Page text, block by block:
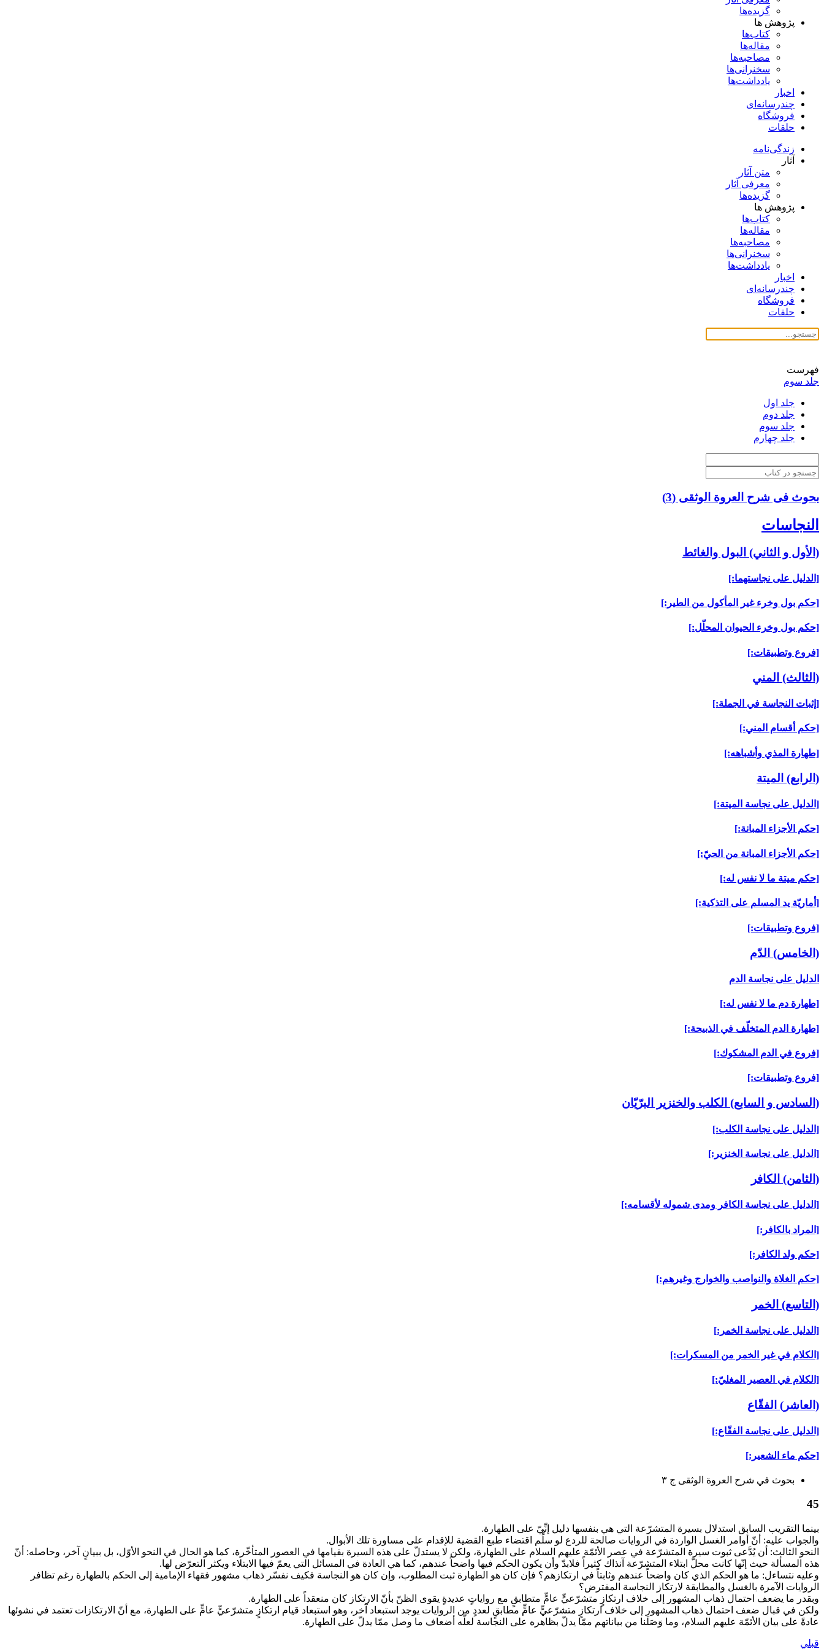
گزیده‌ها
پژوهش ها
کتاب‌ها
مقاله‌ها
مصاحبه‌ها
سخنرانی‌ها
یادداشت‌ها
اخبار
چندرسانه‌ای
فروشگاه
حلقات
زندگی‌نامه
آثار
متن آثار
معرفی آثار
گزیده‌ها
پژوهش ها
کتاب‌ها
مقاله‌ها
مصاحبه‌ها
سخنرانی‌ها
یادداشت‌ها
اخبار
چندرسانه‌ای
فروشگاه
حلقات
فهرست
جلد سوم
جلد اول
جلد دوم
جلد سوم
جلد چهارم
بحوث فی شرح العروة الوثقی (3)
النجاسات‏
(الأول و الثاني) البول والغائط
[الدليل على نجاستهما:]
[حكم بول وخرء غير المأكول من الطير:]
[حكم بول وخرء الحيوان المحلّل:]
[فروع وتطبيقات:]
(الثالث) المني‏
[إثبات النجاسة في الجملة:]
[حكم أقسام المني:]
[طهارة المذي وأشباهه:]
(الرابع) الميتة
[الدليل على نجاسة الميتة:]
[حكم الأجزاء المبانة:]
[حكم الأجزاء المبانة من الحيّ:]
[حكم ميتة ما لا نفس له:]
[أماريّة يد المسلم على التذكية:]
[فروع وتطبيقات:]
(الخامس) الدّم‏
الدليل على نجاسة الدم
[طهارة دم ما لا نفس له:]
[طهارة الدم المتخلّف في الذبيحة:]
[فروع في الدم المشكوك:]
[فروع وتطبيقات:]
(السادس و السابع) الكلب والخنزير البرّيّان‏
[الدليل على نجاسة الكلب:]
[الدليل على نجاسة الخنزير:]
(الثامن) الكافر
[الدليل على نجاسة الكافر ومدى شموله لأقسامه:]
[المراد بالكافر:]
[حكم ولد الكافر:]
[حكم الغلاة والنواصب والخوارج وغيرهم:]
(التاسع) الخمر
[الدليل على نجاسة الخمر:]
[الكلام في غير الخمر من المسكرات:]
[الكلام في العصير المغليّ:]
(العاشر) الفقّاع‏
[الدليل على نجاسة الفقّاع:]
[حكم ماء الشعير:]
بحوث في شرح العروة الوثقى ج ۳
45
بينما التقريب السابق استدلال بسيرة المتشرّعة التي هي بنفسها دليل إنِّيّ على الطهارة.
والجواب عليه: أنّ أوامر الغسل الواردة في الروايات صالحة للردع لو سلِّم اقتضاء طبع القضية للإقدام على مساورة تلك الأبوال.
النحو الثالث: أن يُدَّعى ثبوت سيرة المتشرّعة في عصر الأئمّة عليهم السلام على الطهارة، ولكن لا يستدلّ على هذه السيرة بقيامها في العصور المتأخّرة، كما هو الحال في النحو الأوّل، بل ببيانٍ آخر، وحاصله: أنّ
هذه المسألة حيث إنّها كانت محلّ ابتلاء المتشرّعة آنذاك كثيراً فلابدّ وأن يكون الحكم فيها واضحاً عندهم، كما هي العادة في المسائل التي يعمّ فيها الابتلاء ويكثر التعرّض لها.
وعليه نتساءل: ما هو الحكم الذي كان واضحاً عندهم وثابتاً في ارتكازهم؟ فإن كان هو الطهارة ثبت المطلوب، وإن كان هو النجاسة فكيف نفسّر ذهاب مشهور فقهاء الإمامية إلى الحكم بالطهارة رغم تظافر
الروايات الآمرة بالغسل والمطابقة لارتكاز النجاسة المفترض؟
وبقدر ما يضعف احتمال ذهاب المشهور إلى خلاف ارتكازٍ متشرّعيٍّ عامٍّ متطابقٍ مع رواياتٍ عديدةٍ يقوى الظنّ بأنّ الارتكاز كان منعقداً على الطهارة.
ولكن في قبال ضعف احتمال ذهاب المشهور إلى خلاف ارتكازٍ متشرّعيٍّ عامٍّ مطابقٍ لعددٍ من الروايات يوجد استبعاد آخر، وهو استبعاد قيام ارتكازٍ متشرّعيٍّ عامٍّ على الطهارة، مع أنّ الارتكازات تعتمد في نشوئها
عادةً على بيان الأئمّة عليهم السلام، وما وَصَلَنا من بياناتهم ممّا يدلّ بظاهره على النجاسة لعلّه أضعاف ما وصل ممّا يدلّ على الطهارة.
قبلي